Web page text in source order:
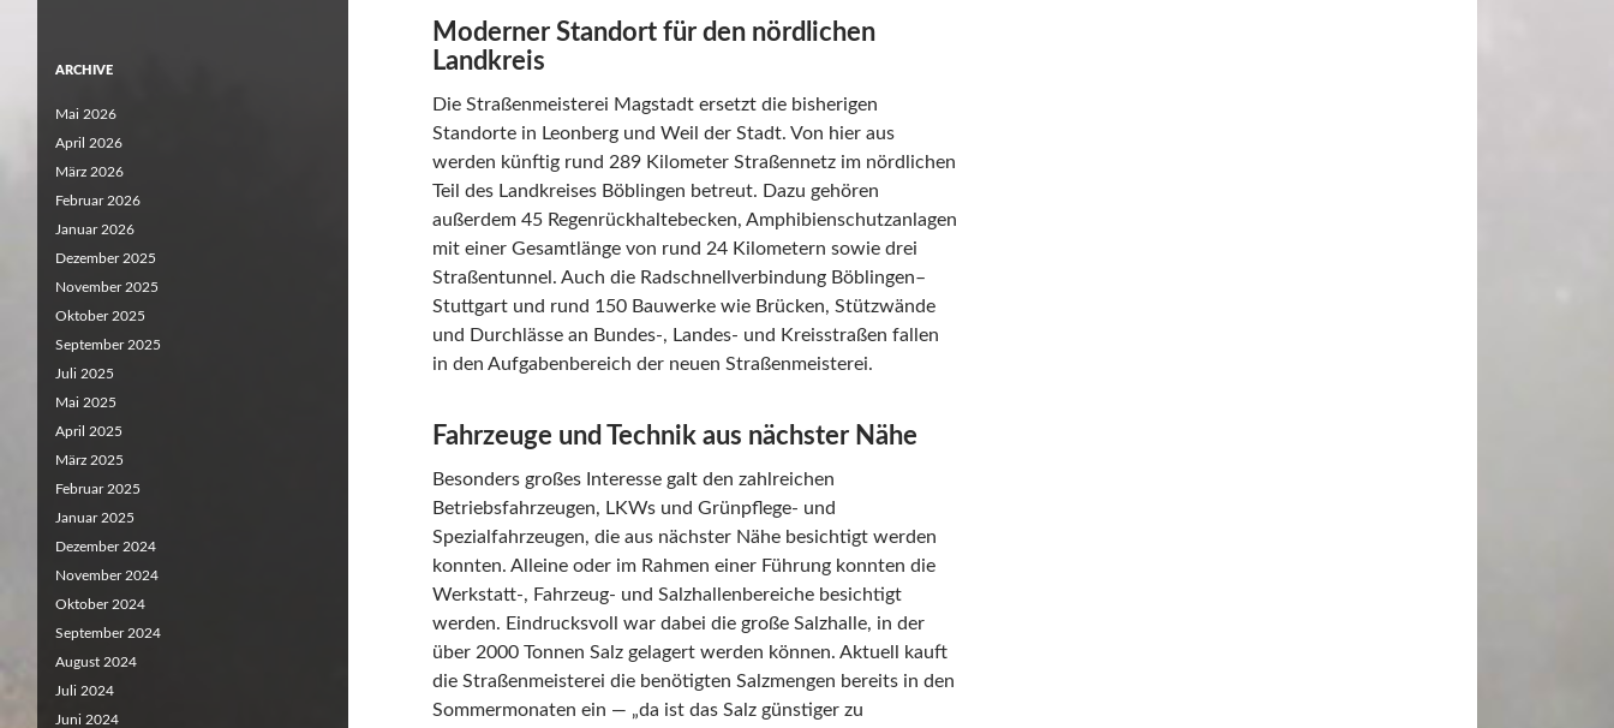
Moderner Standort für den nördlichen
Landkreis
Die Straßenmeisterei Magstadt ersetzt die bisherigen
Standorte in Leonberg und Weil der Stadt. Von hier aus
werden künftig rund 289 Kilometer Straßennetz im nördlichen
Teil des Landkreises Böblingen betreut. Dazu gehören
außerdem 45 Regenrückhaltebecken, Amphibienschutzanlagen
mit einer Gesamtlänge von rund 24 Kilometern sowie drei
Straßentunnel. Auch die Radschnellverbindung Böblingen–
Stuttgart und rund 150 Bauwerke wie Brücken, Stützwände
und Durchlässe an Bundes-, Landes- und Kreisstraßen fallen
in den Aufgabenbereich der neuen Straßenmeisterei.
Fahrzeuge und Technik aus nächster Nähe
Besonders großes Interesse galt den zahlreichen
Betriebsfahrzeugen, LKWs und Grünpflege- und
Spezialfahrzeugen, die aus nächster Nähe besichtigt werden
konnten. Alleine oder im Rahmen einer Führung konnten die
Werkstatt-, Fahrzeug- und Salzhallenbereiche besichtigt
werden. Eindrucksvoll war dabei die große Salzhalle, in der
über 2000 Tonnen Salz gelagert werden können. Aktuell kauft
die Straßenmeisterei die benötigten Salzmengen bereits in den
Sommermonaten ein — „da ist das Salz günstiger zu
ARCHIVE
Mai 2026
April 2026
März 2026
Februar 2026
Januar 2026
Dezember 2025
November 2025
Oktober 2025
September 2025
Juli 2025
Mai 2025
April 2025
März 2025
Februar 2025
Januar 2025
Dezember 2024
November 2024
Oktober 2024
September 2024
August 2024
Juli 2024
Juni 2024